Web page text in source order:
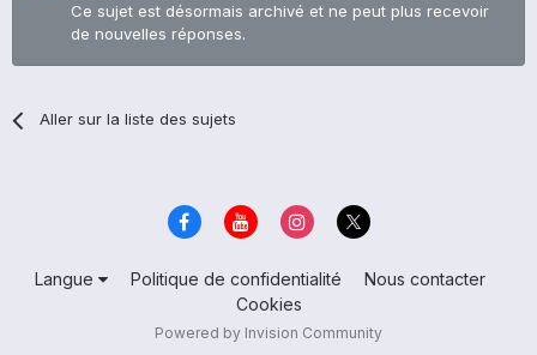
Ce sujet est désormais archivé et ne peut plus recevoir
de nouvelles réponses.
Aller sur la liste des sujets
Langue Politique de confidentialité
Nous contacter
Cookies
Powered by Invision Community